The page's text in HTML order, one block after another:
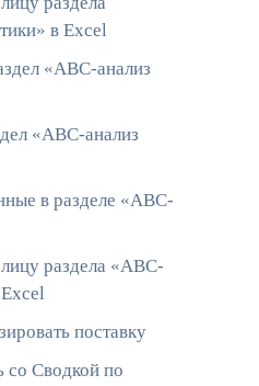
в Excel
«АВС-анализ
«АВС-анализ
в разделе «АВС-
раздела «АВС-
поставку
со Сводкой по